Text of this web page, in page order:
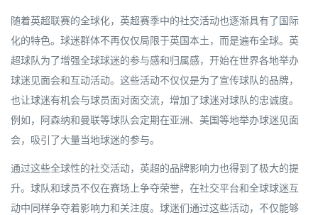
随着英超联赛的全球化，英超赛季中的社交活动也逐渐具有了国际
化的特色。球迷群体不再仅仅局限于英国本土，而是遍布全球。英
超球队为了增强全球球迷的参与感和归属感，开始在世界各地举办
球迷见面会和互动活动。这些活动不仅仅是为了宣传球队的品牌，
也让球迷有机会与球员面对面交流，增加了球迷对球队的忠诚度。
例如，阿森纳和曼联等球队会定期在亚洲、美国等地举办球迷见面
会，吸引了大量当地球迷的参与。
通过这些全球性的社交活动，英超的品牌影响力也得到了极大的提
升。球队和球员不仅在赛场上争夺荣誉，在社交平台和全球球迷互
动中同样争夺着影响力和关注度。球迷们通过这些活动，不仅能够